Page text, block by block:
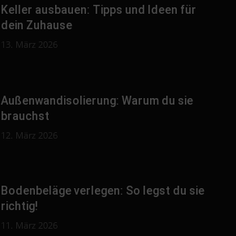
Keller ausbauen: Tipps und Ideen für
dein Zuhause
13. März 2026
Außenwandisolierung: Warum du sie
brauchst
12. März 2026
Bodenbeläge verlegen: So legst du sie
richtig!
11. März 2026